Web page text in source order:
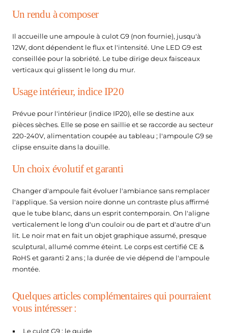
Un rendu à composer
Il accueille une ampoule à culot G9 (non fournie), jusqu'à
12W, dont dépendent le flux et l'intensité. Une LED G9 est
conseillée pour la sobriété. Le tube dirige deux faisceaux
verticaux qui glissent le long du mur.
Usage intérieur, indice IP20
Prévue pour l'intérieur (indice IP20), elle se destine aux
pièces sèches. Elle se pose en saillie et se raccorde au secteur
220-240V, alimentation coupée au tableau ; l'ampoule G9 se
clipse ensuite dans la douille.
Un choix évolutif et garanti
Changer d'ampoule fait évoluer l'ambiance sans remplacer
l'applique. Sa version noire donne un contraste plus affirmé
que le tube blanc, dans un esprit contemporain. On l'aligne
verticalement le long d'un couloir ou de part et d'autre d'un
lit. Le noir mat en fait un objet graphique assumé, presque
sculptural, allumé comme éteint. Le corps est certifié CE &
RoHS et garanti 2 ans ; la durée de vie dépend de l'ampoule
montée.
Quelques articles complémentaires qui pourraient
vous intéresser :
Le culot G9 : le guide